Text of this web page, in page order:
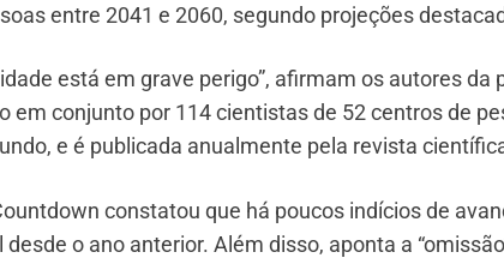
entre 2041 e 2060, segundo projeções
está em grave perigo”, afirmam os autores da
em conjunto por 114 cientistas de 52 centros de
e é publicada anualmente pela revista
constatou que há poucos indícios de
o ano anterior. Além disso, aponta a